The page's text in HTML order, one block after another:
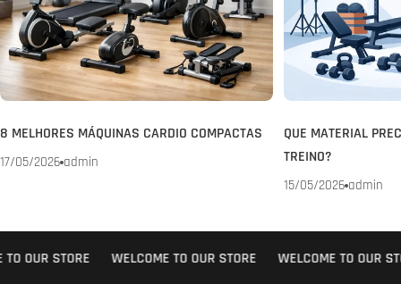
8 MELHORES MÁQUINAS CARDIO COMPACTAS
17/05/2026 admin
QUE MATERIAL
TREINO?
15/05/2026 admin
OUR STORE WELCOME TO OUR STORE WELCOME TO OUR